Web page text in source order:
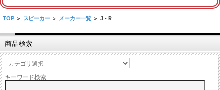
TOP > スピーカー > メーカー一覧 > J - R
商品検索
キーワード検索